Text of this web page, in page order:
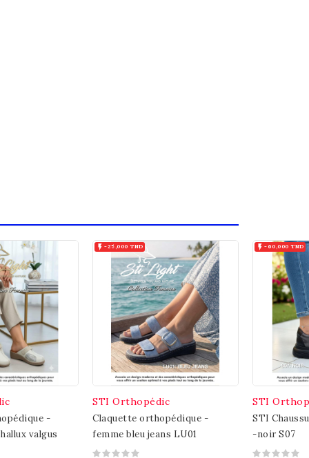
-
valgus
-25,000 TND
STI Orthopédic
Claquette orthopédique -
femme bleu jeans LU01
-60,000 TND
STI
STI
-noir S07